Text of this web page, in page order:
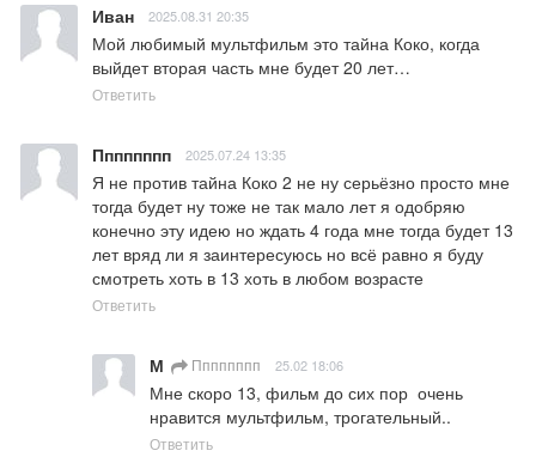
Иван 2025.08.31 20:35
Мой любимый мультфильм это тайна Коко, когда
выйдет вторая часть мне будет 20 лет…
Ответить
Пппппппп 2025.07.24 13:35
Я не против тайна Коко 2 не ну серьёзно просто мне
тогда будет ну тоже не так мало лет я одобряю
конечно эту идею но ждать 4 года мне тогда будет 13
лет вряд ли я заинтересуюсь но всё равно я буду
смотреть хоть в 13 хоть в любом возрасте
Ответить
М Пппппппп 25.02 18:06
Мне скоро 13, фильм до сих пор  очень
нравится мультфильм, трогательный..
Ответить